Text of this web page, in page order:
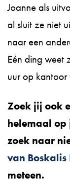
Joanne als
al sluit ze niet
naar een
Eén ding weet
uur op kantoor
Zoek jij ook
helemaal op
zoek naar
van
meteen.